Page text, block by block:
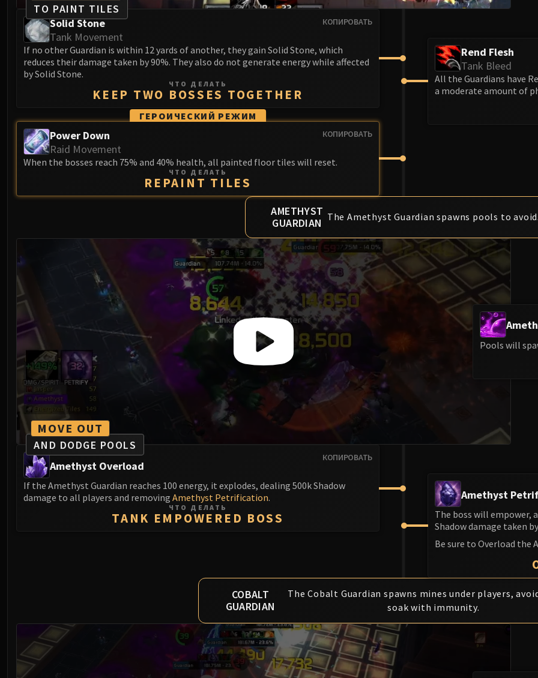
TO PAINT TILES
КОПИРОВАТЬ
Solid Stone
Tank Movement
If no other Guardian is within 12 yards of another, they gain Solid Stone, which
reduces their damage taken by 90%. They also do not generate energy while affected
by Solid Stone.
ЧТО ДЕЛАТЬ
KEEP TWO BOSSES TOGETHER
ГЕРОИЧЕСКИЙ РЕЖИМ
КОПИРОВАТЬ
Power Down
Raid Movement
When the bosses reach 75% and 40% health, all painted floor tiles will reset.
ЧТО ДЕЛАТЬ
REPAINT TILES
Rend Flesh
Tank Bleed
All the Guardians have
a moderate amount of
AMETHYST
GUARDIAN The Amethyst Guardian spawns pools to avoid.
MOVE OUT
AND DODGE POOLS
Pools will
КОПИРОВАТЬ
Amethyst Overload
If the Amethyst Guardian reaches 100 energy, it explodes, dealing 500k Shadow
damage to all players and removing Amethyst Petrification.
ЧТО ДЕЛАТЬ
TANK EMPOWERED BOSS
Amethyst
The boss will
Shadow damage taken
Be sure to Overload the
COBALT
GUARDIAN
The Cobalt Guardian spawns mines under players,
soak with immunity.